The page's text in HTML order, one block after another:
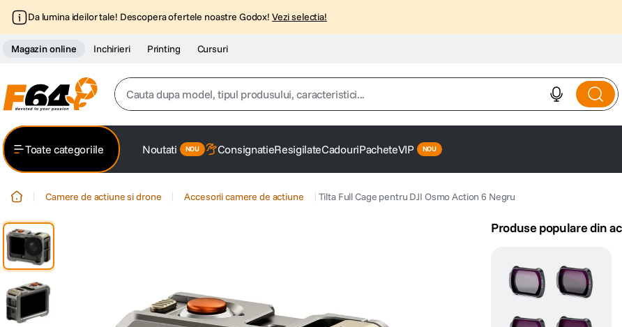
Da lumina ideilor tale! Descopera ofertele noastre Godox! Vezi selectia!
Magazin online Inchirieri Printing Cursuri
Cauta dupa model, tipul produsului, caracteristici...
2. trepied
canon sx740 hs
Toate categoriile Noutati ConsignatieResigilateCadouriPacheteVIP
Camere de actiune si drone Accesorii camere de actiune Tilta Full Cage pentru DJI Osmo Action 6 Negru
Produse populare din